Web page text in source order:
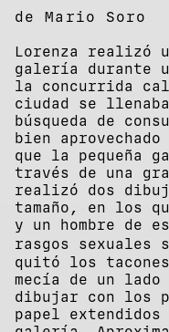
de Mario Soro
Lorenza realizó
galería durante
la concurrida
ciudad se
búsqueda de
bien
que la pequeña
través de una
realizó dos
tamaño, en los
y un hombre de
rasgos sexuales
quitó los
mecía de un lado
dibujar con los
papel